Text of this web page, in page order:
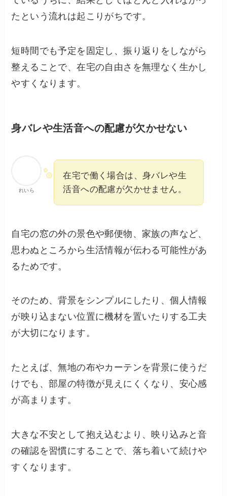
たという流れは起こりがちです。
短時間でも予定を固定し、振り返りをしながら
整えることで、在宅の自由さを無理なく生かし
やすくなります。
身バレや生活音への配慮が欠かせない
れいら
在宅で働く場合は、身バレや生
活音への配慮が欠かせません。
自宅の窓の外の景色や郵便物、家族の声など、
思わぬところから生活情報が伝わる可能性があ
るためです。
そのため、背景をシンプルにしたり、個人情報
が映り込まない位置に機材を置いたりする工夫
が大切になります。
たとえば、無地の布やカーテンを背景に使うだ
けでも、部屋の特徴が見えにくくなり、安心感
が高まります。
大きな不安として抱え込むより、映り込みと音
の確認を習慣にすることで、落ち着いて続けや
すくなります。